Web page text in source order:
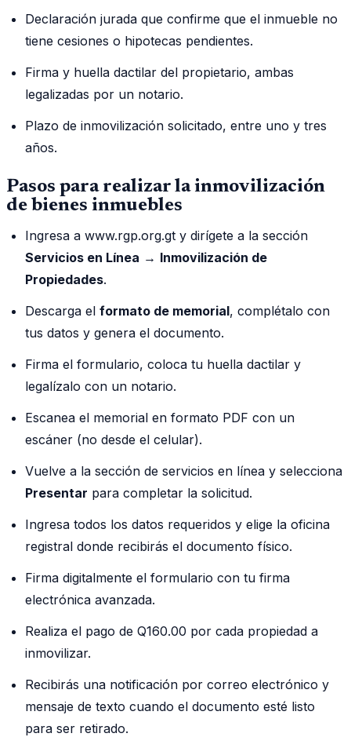
Declaración jurada que confirme que el inmueble no
tiene cesiones o hipotecas pendientes.
Firma y huella dactilar del propietario, ambas
legalizadas por un notario.
Plazo de inmovilización solicitado, entre uno y tres
años.
Pasos para realizar la inmovilización
de bienes inmuebles
Ingresa a www.rgp.org.gt y dirígete a la sección
Servicios en Línea → Inmovilización de
Propiedades.
Descarga el formato de memorial, complétalo con
tus datos y genera el documento.
Firma el formulario, coloca tu huella dactilar y
legalízalo con un notario.
Escanea el memorial en formato PDF con un
escáner (no desde el celular).
Vuelve a la sección de servicios en línea y selecciona
Presentar para completar la solicitud.
Ingresa todos los datos requeridos y elige la oficina
registral donde recibirás el documento físico.
Firma digitalmente el formulario con tu firma
electrónica avanzada.
Realiza el pago de Q160.00 por cada propiedad a
inmovilizar.
Recibirás una notificación por correo electrónico y
mensaje de texto cuando el documento esté listo
para ser retirado.